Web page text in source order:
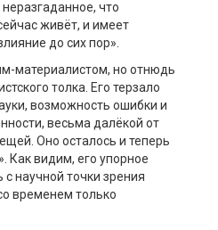
что
живёт, и имеет
до сих пор».
материалистом, но отнюдь
толка. Его терзало
возможность ошибки и
весьма далёкой от
Оно осталось и теперь
Как видим, его упорное
научной точки зрения
временем только